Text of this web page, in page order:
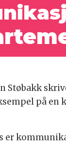
Støbakk
på en
er